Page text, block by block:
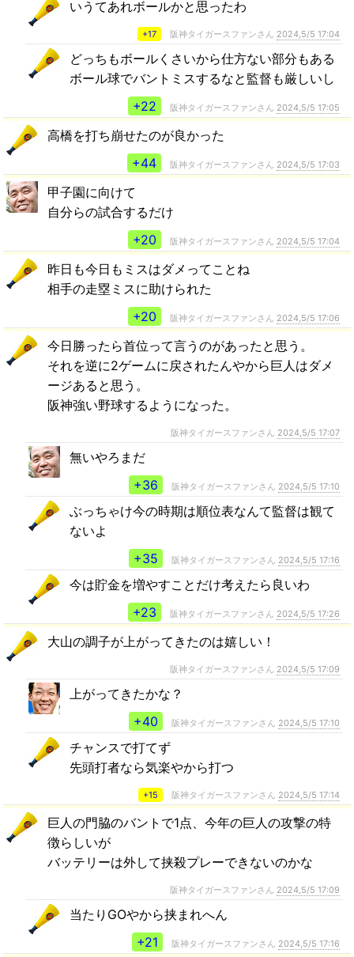
いうてあれボールかと思ったわ
+17 阪神タイガースファンさん 2024,5/5 17:04
どっちもボールくさいから仕方ない部分もある
ボール球でバントミスするなと監督も厳しいし
+22
阪神タイガースファンさん 2024,5/5 17:05
高橋を打ち崩せたのが良かった
+44
阪神タイガースファンさん 2024,5/5 17:03
甲子園に向けて
自分らの試合するだけ
+20
阪神タイガースファンさん 2024,5/5 17:04
昨日も今日もミスはダメってことね
相手の走塁ミスに助けられた
+20
阪神タイガースファンさん 2024,5/5 17:06
今日勝ったら首位って言うのがあったと思う。
それを逆に2ゲームに戻されたんやから巨人はダメ
ージあると思う。
阪神強い野球するようになった。
阪神タイガースファンさん 2024,5/5 17:07
無いやろまだ
+36
阪神タイガースファンさん 2024,5/5 17:10
ぶっちゃけ今の時期は順位表なんて監督は観て
ないよ
+35
阪神タイガースファンさん 2024,5/5 17:16
今は貯金を増やすことだけ考えたら良いわ
+23
阪神タイガースファンさん 2024,5/5 17:26
大山の調子が上がってきたのは嬉しい！
阪神タイガースファンさん 2024,5/5 17:09
上がってきたかな？
+40
阪神タイガースファンさん 2024,5/5 17:10
チャンスで打てず
先頭打者なら気楽やから打つ
+15 阪神タイガースファンさん 2024,5/5 17:14
巨人の門脇のバントで1点、今年の巨人の攻撃の特
徴らしいが
バッテリーは外して挟殺プレーできないのかな
阪神タイガースファンさん 2024,5/5 17:09
当たりGOやから挟まれへん
+21
阪神タイガースファンさん 2024,5/5 17:16